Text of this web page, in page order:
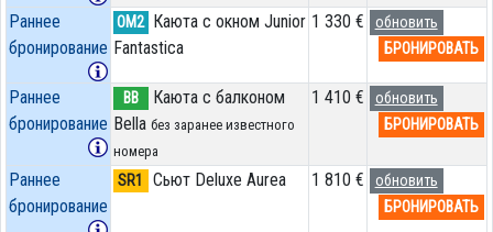
Раннее
бронирование
OM2 Каюта с окном Junior
Fantastica
1 330 €
обновить
БРОНИРОВАТЬ
Раннее
бронирование
BB
Каюта с балконом
Bella без заранее известного
номера
1 410 €
обновить
БРОНИРОВАТЬ
Раннее
бронирование
SR1 Сьют Deluxe Aurea 1 810 €
обновить
БРОНИРОВАТЬ